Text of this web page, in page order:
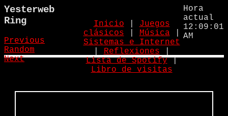
Yesterweb
Ring
Previous
Random
Next
Inicio
Juegos
clásicos
Música
Sistemas e Internet
Reflexiones
Lista de Spotify|
Libro de visitas
Hora
actual
12:09:01
AM